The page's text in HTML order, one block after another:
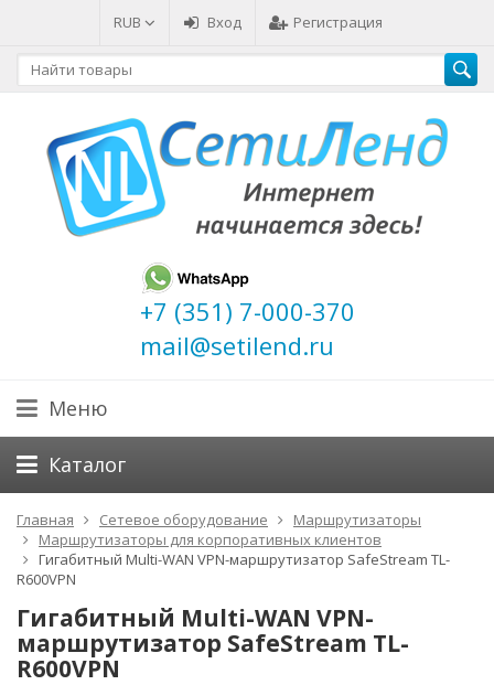
RUB Вход Регистрация
+7 (351) 7-000-370
mail@setilend.ru
Меню
Каталог
Главная Сетевое оборудование
Маршрутизаторы
Маршрутизаторы для корпоративных клиентов
Гигабитный Multi-WAN VPN-маршрутизатор SafeStream TL-
R600VPN
Гигабитный Multi-WAN VPN-
маршрутизатор SafeStream TL-
R600VPN